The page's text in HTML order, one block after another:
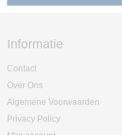
Informatie
Contact
Over Ons
Algemene Voorwaarden
Privacy Policy